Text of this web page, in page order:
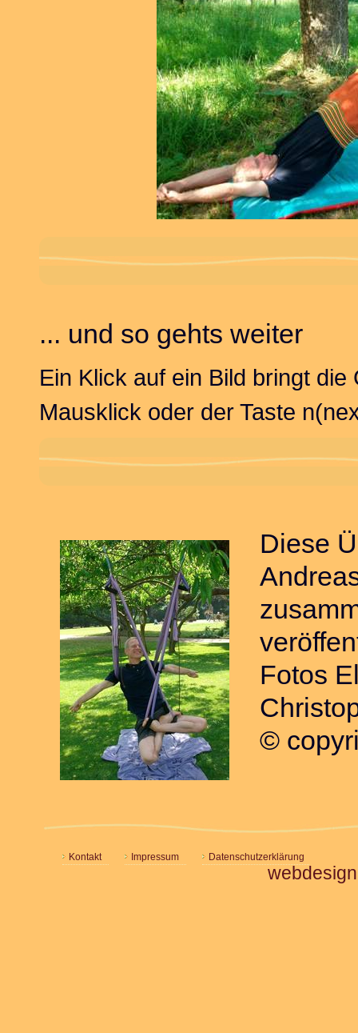
... und so gehts weiter
Ein Klick auf ein Bild bringt
Mausklick oder der Taste
Diese
Fotos
©
Kontakt Impressum Datenschutzerklärung